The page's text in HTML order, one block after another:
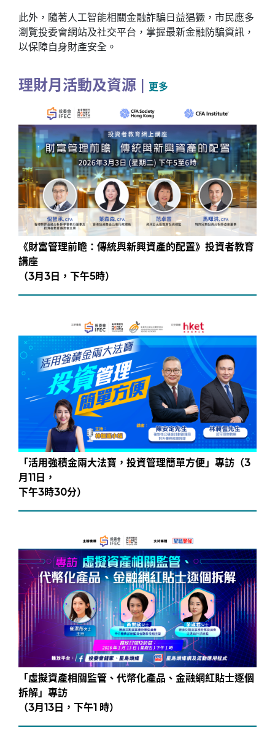
此外，隨著人工智能相關金融詐騙日益猖獗，市民應多
瀏覽投委會網站及社交平台，掌握最新金融防騙資訊，
以保障自身財產安全。
理財月活動及資源 | 更多
《財富管理前瞻：傳統與新興資產的配置》投資者教育
講座
（3月3日，下午5時）
「活用強積金兩大法寶，投資管理簡單方便」專訪（3
月11日，
下午3時30分）
「虛擬資產相關監管、代幣化產品、金融網紅貼士逐個
拆解」專訪
（3月13日，下午1 時）